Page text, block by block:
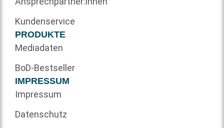
Kundenservice
PRODUKTE
Mediadaten
BoD-Bestseller
IMPRESSUM
Impressum
Datenschutz